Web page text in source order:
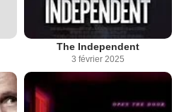
The Independent
3 février 2025